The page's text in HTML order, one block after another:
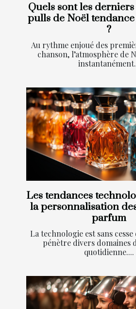
Quels sont les
pulls de Noël
?
Au rythme enjoué des
chanson, l’atmosphère de
Les tendances
la personnalisation
parfum
La technologie est sans
pénètre divers domaines
quotidienne....